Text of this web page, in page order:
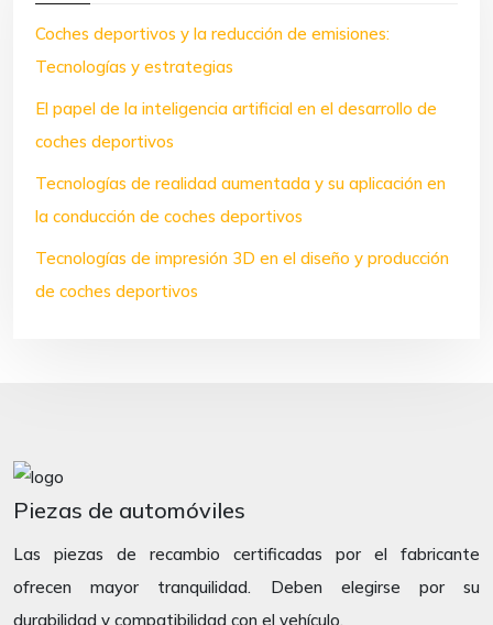
Coches deportivos y la reducción de emisiones:
Tecnologías y estrategias
El papel de la inteligencia artificial en el desarrollo de
coches deportivos
Tecnologías de realidad aumentada y su aplicación en
la conducción de coches deportivos
Tecnologías de impresión 3D en el diseño y producción
de coches deportivos
Piezas de automóviles
Las piezas de recambio certificadas por el fabricante
ofrecen mayor tranquilidad. Deben elegirse por su
durabilidad y compatibilidad con el vehículo.